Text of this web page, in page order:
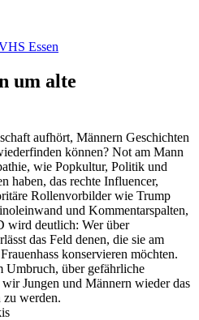
Essen
um alte
aufhört, Männern Geschichten
können? Not am Mann
wie Popkultur, Politik und
haben, das rechte Influencer,
Rollenvorbilder wie Trump
und Kommentarspalten,
wird deutlich: Wer über
das Feld denen, die sie am
konservieren möchten.
über gefährliche
Jungen und Männern wieder das
zu werden.